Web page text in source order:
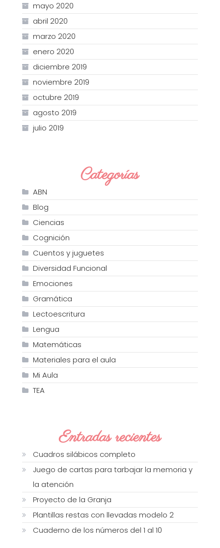
mayo 2020
abril 2020
marzo 2020
enero 2020
diciembre 2019
noviembre 2019
octubre 2019
agosto 2019
julio 2019
Categorías
ABN
Blog
Ciencias
Cognición
Cuentos y juguetes
Diversidad Funcional
Emociones
Gramática
Lectoescritura
Lengua
Matemáticas
Materiales para el aula
Mi Aula
TEA
Entradas recientes
Cuadros silábicos completo
Juego de cartas para tarbajar la memoria y
la atención
Proyecto de la Granja
Plantillas restas con llevadas modelo 2
Cuaderno de los números del 1 al 10